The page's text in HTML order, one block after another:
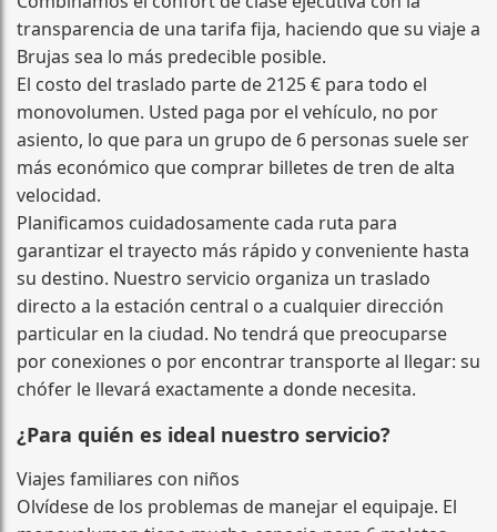
transparencia de una tarifa fija, haciendo que su viaje a
Brujas sea lo más predecible posible.
El costo del traslado parte de 2125 € para todo el
monovolumen. Usted paga por el vehículo, no por
asiento, lo que para un grupo de 6 personas suele ser
más económico que comprar billetes de tren de alta
velocidad.
Planificamos cuidadosamente cada ruta para
garantizar el trayecto más rápido y conveniente hasta
su destino. Nuestro servicio organiza un traslado
directo a la estación central o a cualquier dirección
particular en la ciudad. No tendrá que preocuparse
por conexiones o por encontrar transporte al llegar: su
chófer le llevará exactamente a donde necesita.
¿Para quién es ideal nuestro servicio?
Viajes familiares con niños
Olvídese de los problemas de manejar el equipaje. El